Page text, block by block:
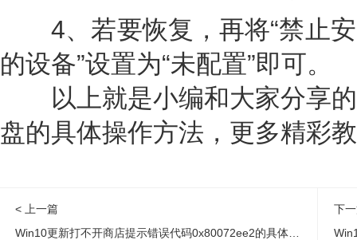
4、若要恢复，再将“禁止安
的设备”设置为“未配置”即可。
以上就是小编和大家分享的
盘的具体操作方法，更多精彩
< 上一篇
下